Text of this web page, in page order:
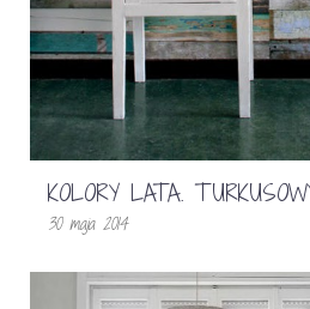
KOLORY LATA.
30 maja 2014